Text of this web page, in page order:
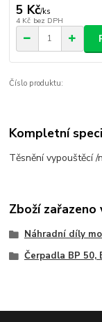
5 Kč/ks
4 Kč bez DPH
Číslo produktu:
Kompletní
Těsnění vypouštěcí
Zboží
Náhradní díly
Čerpadla BP 50,